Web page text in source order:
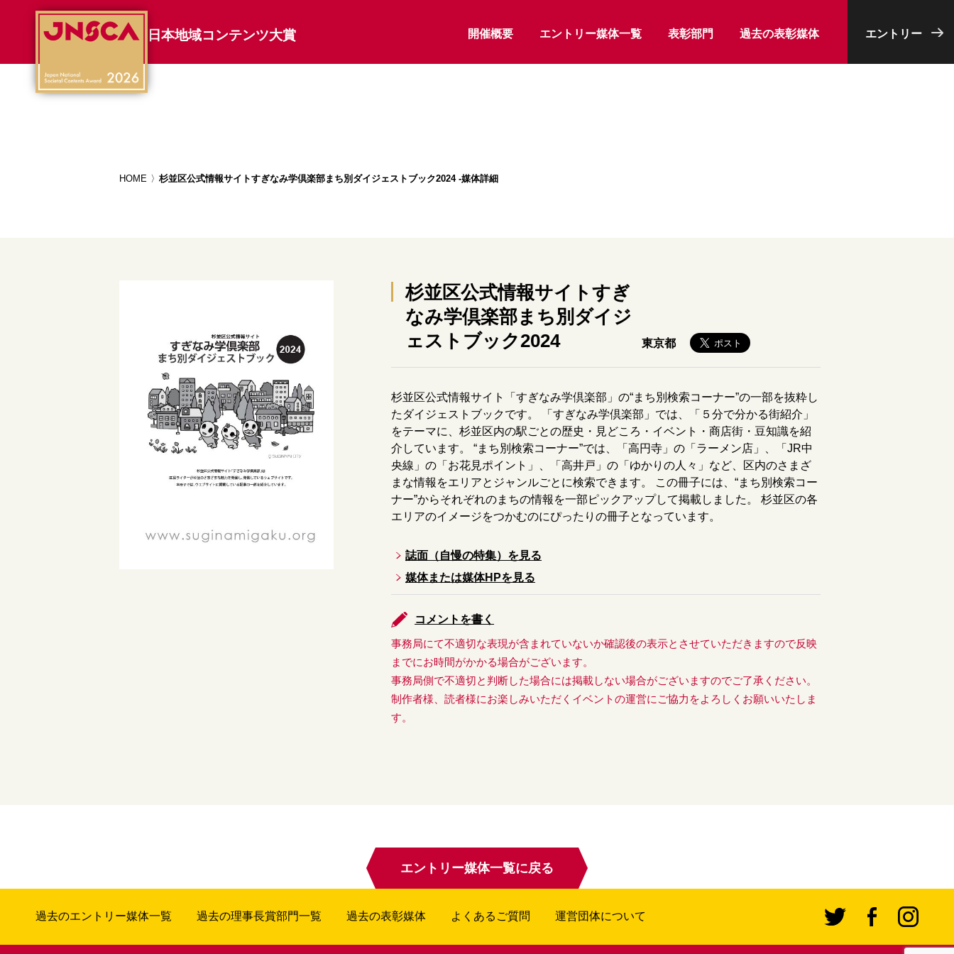
日本地域コンテンツ大賞 開催概要 エントリー媒体一覧 表彰部門 過去の表彰媒体 エントリー
HOME 杉並区公式情報サイトすぎなみ学倶楽部まち別ダイジェストブック2024 -媒体詳細
杉並区公式情報サイトすぎ
なみ学倶楽部まち別ダイジ
ェストブック2024
東京都
杉並区公式情報サイト「すぎなみ学倶楽部」の“まち別検索コーナー”の一部を抜粋し
たダイジェストブックです。 「すぎなみ学倶楽部」では、「５分で分かる街紹介」
をテーマに、杉並区内の駅ごとの歴史・見どころ・イベント・商店街・豆知識を紹
介しています。 “まち別検索コーナー”では、「高円寺」の「ラーメン店」、「JR中
央線」の「お花見ポイント」、「高井戸」の「ゆかりの人々」など、区内のさまざ
まな情報をエリアとジャンルごとに検索できます。 この冊子には、“まち別検索コー
ナー”からそれぞれのまちの情報を一部ピックアップして掲載しました。 杉並区の各
エリアのイメージをつかむのにぴったりの冊子となっています。
誌面（自慢の特集）を見る
媒体または媒体HPを見る
コメントを書く
事務局にて不適切な表現が含まれていないか確認後の表示とさせていただきますので反映
までにお時間がかかる場合がございます。
事務局側で不適切と判断した場合には掲載しない場合がございますのでご了承ください。
制作者様、読者様にお楽しみいただくイベントの運営にご協力をよろしくお願いいたしま
す。
エントリー媒体一覧に戻る
過去のエントリー媒体一覧 過去の理事長賞部門一覧 過去の表彰媒体 よくあるご質問 運営団体について